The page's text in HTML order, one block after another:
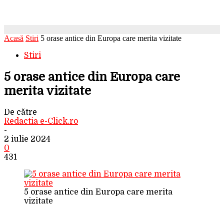
Acasă Stiri 5 orase antice din Europa care merita vizitate
Stiri
5 orase antice din Europa care
merita vizitate
De către
Redactia e-Click.ro
-
2 iulie 2024
0
431
5 orase antice din Europa care merita
vizitate